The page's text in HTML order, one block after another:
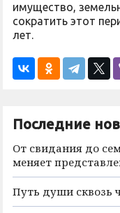
имущество,
сократить этот
лет.
Последние
От свидания до
меняет
Путь души сквозь